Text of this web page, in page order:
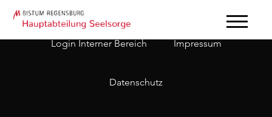
Login Interner Bereich Impressum
Datenschutz